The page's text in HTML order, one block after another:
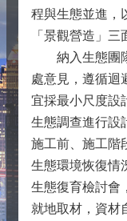
程與生態並進，
「景觀營造」三
納入生態團隊
處意見，遵循迴
宜採最小尺度設
生態調查進行設
施工前、施工階
生態環境恢復情
生態復育檢討會
就地取材，資材